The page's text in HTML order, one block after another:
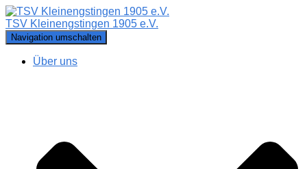
TSV Kleinengstingen 1905 e.V.
Navigation umschalten
Über uns